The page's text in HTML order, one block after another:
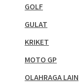
GOLF
GULAT
KRIKET
MOTO GP
OLAHRAGA LAIN